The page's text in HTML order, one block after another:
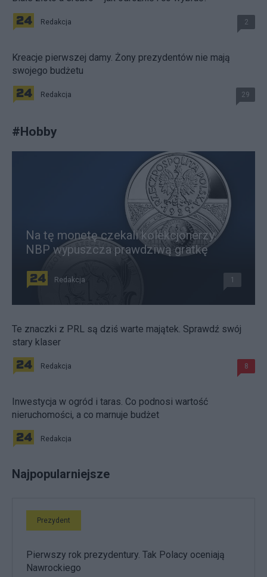
Redakcja 2
Kreacje pierwszej damy. Żony prezydentów nie mają
swojego budżetu
Redakcja 29
#Hobby
Na tę monetę czekali kolekcjonerzy.
NBP wypuszcza prawdziwą gratkę
Redakcja 1
Te znaczki z PRL są dziś warte majątek. Sprawdź swój
stary klaser
Redakcja 8
Inwestycja w ogród i taras. Co podnosi wartość
nieruchomości, a co marnuje budżet
Redakcja
Najpopularniejsze
Prezydent
Pierwszy rok prezydentury. Tak Polacy oceniają
Nawrockiego